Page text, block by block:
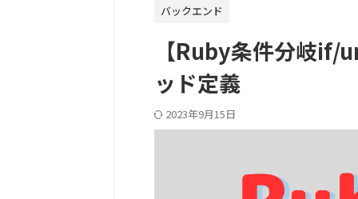
バックエンド
【Ruby条件分岐if/
ッド定義
2023年9月15日